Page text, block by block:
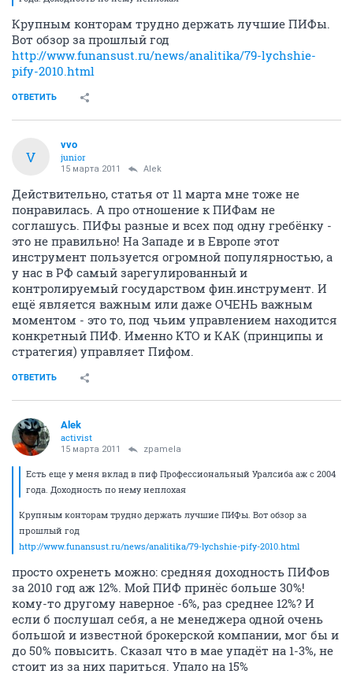
Крупным конторам трудно держать лучшие ПИФы.
Вот обзор за прошлый год
http://www.funansust.ru/news/analitika/79-lychshie-
pify-2010.html
ОТВЕТИТЬ
V
vvo
junior
15 марта 2011 Alеk
Действительно, статья от 11 марта мне тоже не
понравилась. А про отношение к ПИФам не
соглашусь. ПИФы разные и всех под одну гребёнку -
это не правильно! На Западе и в Европе этот
инструмент пользуется огромной популярностью, а
у нас в РФ самый зарегулированный и
контролируемый государством фин.инструмент. И
ещё является важным или даже ОЧЕНЬ важным
моментом - это то, под чьим управлением находится
конкретный ПИФ. Именно КТО и КАК (принципы и
стратегия) управляет Пифом.
ОТВЕТИТЬ
Alеk
activist
15 марта 2011 zpamela
Есть еще у меня вклад в пиф Профессиональный Уралсиба аж с 2004
года. Доходность по нему неплохая
Крупным конторам трудно держать лучшие ПИФы. Вот обзор за
прошлый год
http://www.funansust.ru/news/analitika/79-lychshie-pify-2010.html
просто охренеть можно: средняя доходность ПИФов
за 2010 год аж 12%. Мой ПИФ принёс больше 30%!
кому-то другому наверное -6%, раз среднее 12%? И
если б послушал себя, а не менеджера одной очень
большой и известной брокерской компании, мог бы и
до 50% повысить. Сказал что в мае упадёт на 1-3%, не
стоит из за них париться. Упало на 15%